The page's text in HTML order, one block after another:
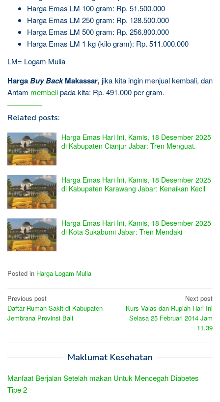
Harga Emas LM 100 gram: Rp. 51.500.000
Harga Emas LM 250 gram: Rp. 128.500.000
Harga Emas LM 500 gram: Rp. 256.800.000
Harga Emas LM 1 kg (kilo gram): Rp. 511.000.000
LM= Logam Mulia
HargaBuy BackMakassar, jika kita ingin menjual kembali, dan
Antam membelipada kita: Rp. 491.000 per gram.
Related posts:
Harga Emas Hari Ini, Kamis, 18 Desember 2025
di Kabupaten Cianjur Jabar: Tren Menguat.
Harga Emas Hari Ini, Kamis, 18 Desember 2025
di Kabupaten Karawang Jabar: Kenaikan Kecil
Harga Emas Hari Ini, Kamis, 18 Desember 2025
di Kota Sukabumi Jabar: Tren Mendaki
Posted in Harga Logam Mulia
Post
navigation
Previous post
Daftar Rumah Sakit di Kabupaten
Jembrana Provinsi Bali
Next post
Kurs Valas dan Rupiah Hari Ini
Selasa 25 Februari 2014 Jam
11.39
Maklumat Kesehatan
Manfaat Berjalan Setelah makan Untuk Mencegah Diabetes
Tipe 2